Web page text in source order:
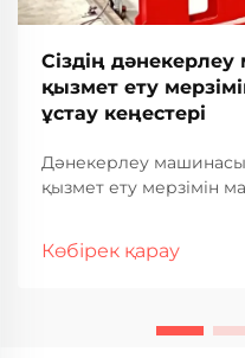
Сіздің
қызмет ету
ұстау кеңестері
Дәнекерлеу
қызмет ету мерзімін
қамтамасыз ету үшін
Көбірек қарау